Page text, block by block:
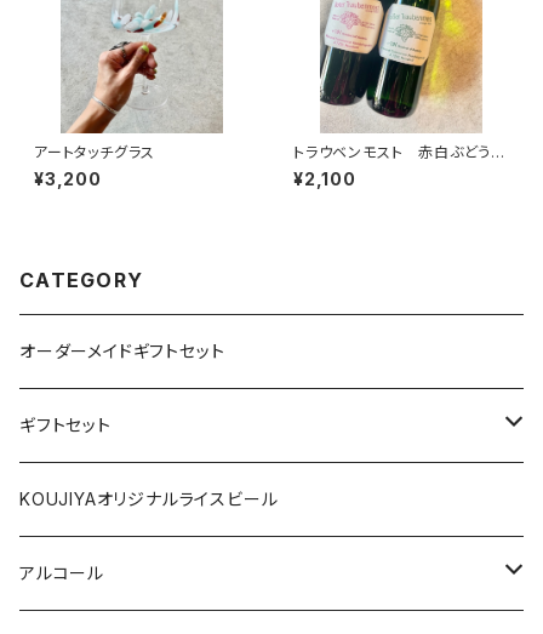
アートタッチグラス
¥3,200
トラウベンモスト 赤白ぶどうジ
ュース
¥2,100
CATEGORY
オーダーメイドギフトセット
ギフトセット
1000円～
2000円～
KOUJIYAオリジナルライスビール
アルコール